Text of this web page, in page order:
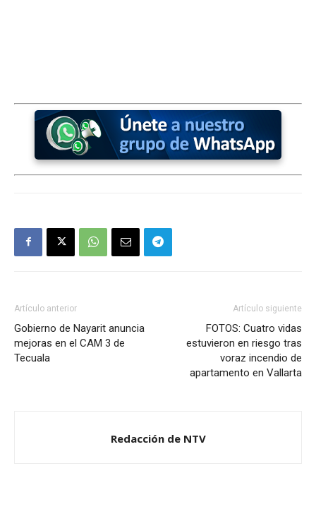
Artículo anterior
Gobierno de Nayarit anuncia
mejoras en el CAM 3 de
Tecuala
Artículo siguiente
FOTOS: Cuatro vidas
estuvieron en riesgo tras
voraz incendio de
apartamento en Vallarta
Redacción de NTV